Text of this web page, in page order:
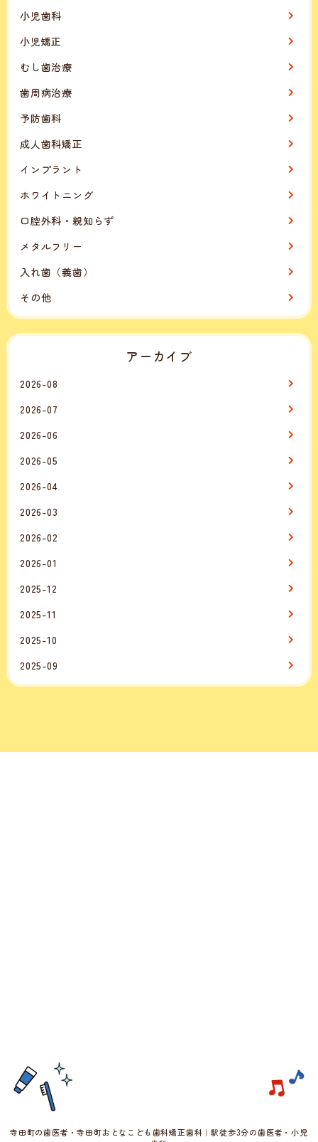
小児歯科
小児矯正
むし歯治療
歯周病治療
予防歯科
成人歯科矯正
インプラント
ホワイトニング
口腔外科・親知らず
メタルフリー
入れ歯（義歯）
その他
アーカイブ
2026-08
2026-07
2026-06
2026-05
2026-04
2026-03
2026-02
2026-01
2025-12
2025-11
2025-10
2025-09
寺田町の歯医者・寺田町おとなこども歯科矯正歯科｜駅徒歩3分の歯医者・小児